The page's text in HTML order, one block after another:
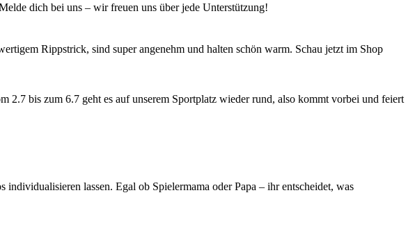
dich bei uns – wir freuen uns über jede Unterstützung!
Rippstrick, sind super angenehm und halten schön warm. Schau jetzt im Shop
2.7 bis zum 6.7 geht es auf unserem Sportplatz wieder rund, also kommt vorbei und feiert
lassen. Egal ob Spielermama oder Papa – ihr entscheidet, was